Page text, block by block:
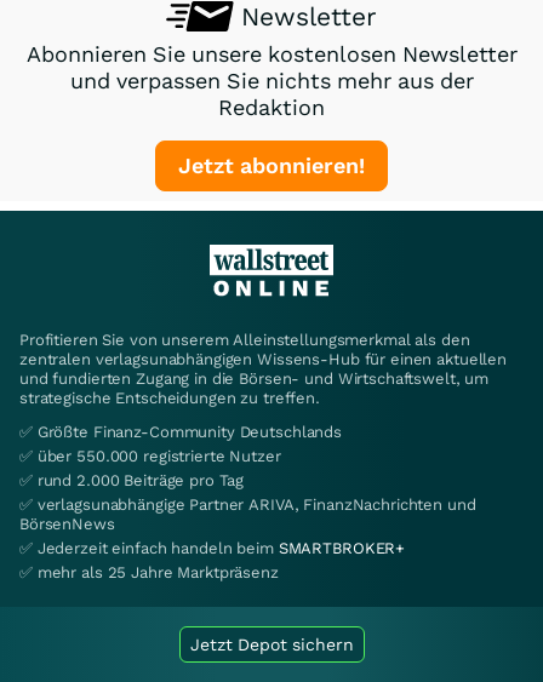
Newsletter
Abonnieren Sie unsere kostenlosen Newsletter
und verpassen Sie nichts mehr aus der
Redaktion
Jetzt abonnieren!
Profitieren Sie von unserem Alleinstellungsmerkmal als den
zentralen verlagsunabhängigen Wissens-Hub für einen aktuellen
und fundierten Zugang in die Börsen- und Wirtschaftswelt, um
strategische Entscheidungen zu treffen.
✅ Größte Finanz-Community Deutschlands
✅ über 550.000 registrierte Nutzer
✅ rund 2.000 Beiträge pro Tag
✅ verlagsunabhängige Partner ARIVA, FinanzNachrichten und
BörsenNews
✅ Jederzeit einfach handeln beim SMARTBROKER+
✅ mehr als 25 Jahre Marktpräsenz
Jetzt Depot sichern